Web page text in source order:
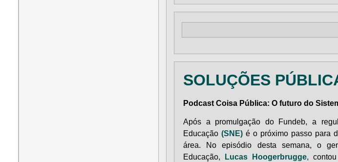
SOLUÇÕES
Podcast Coisa Pública: O futuro do
Após a promulgação do Fundeb, a
Educação (SNE) é o próximo passo para
área. No episódio desta semana, o
Educação,
Lucas Hoogerbrugge,